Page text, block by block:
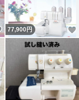
いいね！
77,900円